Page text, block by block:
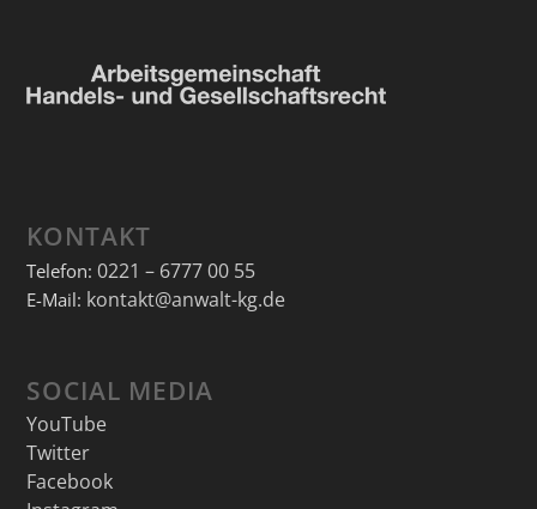
KONTAKT
Telefon: 0221 – 6777 00 55
E-Mail: kontakt@anwalt-kg.de
SOCIAL MEDIA
YouTube
Twitter
Facebook